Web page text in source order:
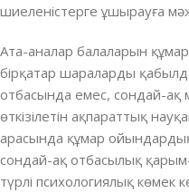
шиеленістерге ұшырауға
Ата-аналар балаларын
бірқатар шараларды
отбасында емес, сондай-ақ
өткізілетін ақпараттық
арасында құмар
сондай-ақ отбасылық
түрлі психологиялық көмек